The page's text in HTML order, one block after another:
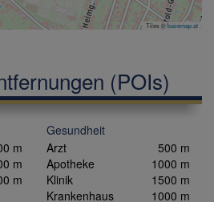
Tiles ©basemap.at
(POIs)
m
m
m
Gesundheit
Arzt
500 m
Apotheke
1000 m
Klinik
1500 m
Krankenhaus
1000 m